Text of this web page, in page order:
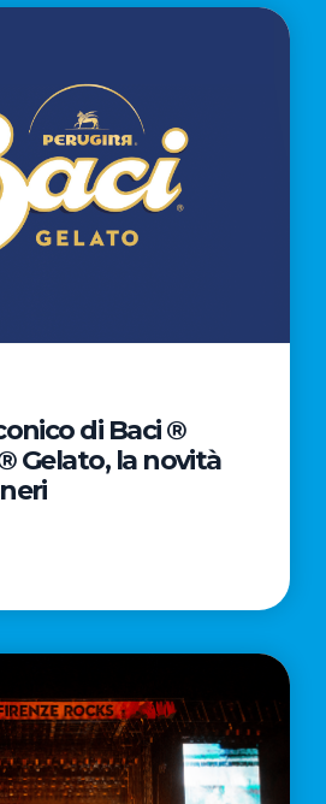
di Baci ®
Gelato, la novità